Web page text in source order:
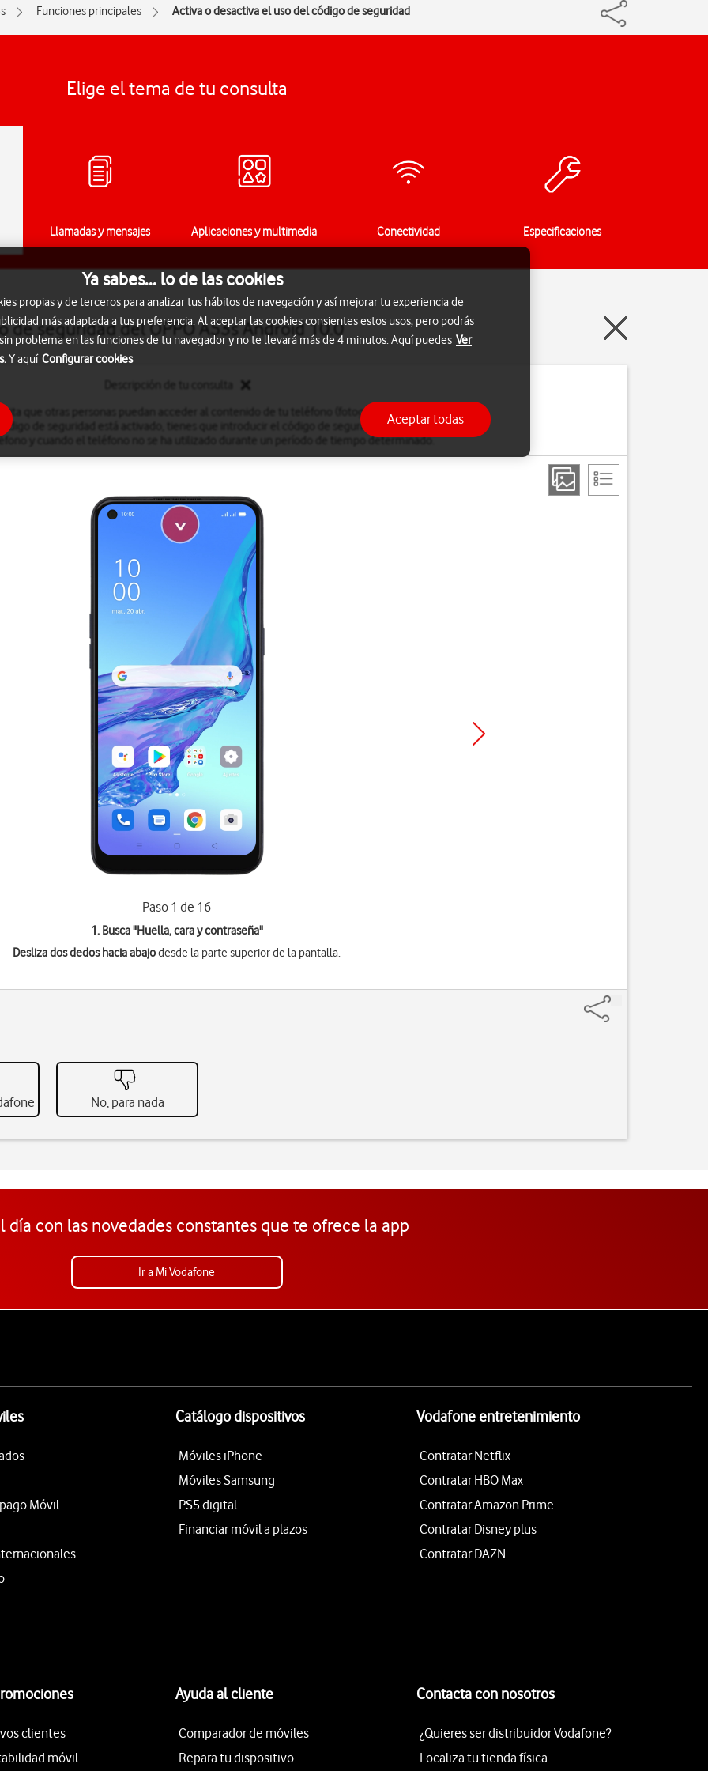
Funciones principales Activa o desactiva el uso del código de seguridad
Elige el tema de tu consulta
Llamadas y mensajes Aplicaciones y multimedia Conectividad Especificaciones
seguridad del OPPO A53s Android 10.0
que otras personas puedan acceder al contenido de tu teléfono (fotografías, mensajes, etc.).
de seguridad está activado, tienes que introducir el código de seguridad cada vez que
y cuando el teléfono no se ha utilizado durante un período de tiempo determinado.
Paso 1 de 16
1. Busca "Huella, cara y contraseña"
Desliza dos dedos hacia abajodesde la parte superior de la pantalla.
No, para nada
día con las novedades constantes que te ofrece la app
Ir a Mi Vodafone
Móvil
Catálogo dispositivos
Móviles iPhone
Móviles Samsung
PS5 digital
Financiar móvil a plazos
Vodafone entretenimiento
Contratar Netflix
Contratar HBO Max
Contratar Amazon Prime
Contratar Disney plus
Contratar DAZN
clientes
móvil
Ayuda al cliente
Comparador de móviles
Repara tu dispositivo
Contacta con nosotros
¿Quieres ser distribuidor Vodafone?
Localiza tu tienda física
Ya sabes... lo de las cookies
propias y de terceros para analizar tus hábitos de navegación y así mejorar tu experiencia de
más adaptada a tus preferencia. Al aceptar las cookies consientes estos usos, pero podrás
problema en las funciones de tu navegador y no te llevará más de 4 minutos. Aquí puedes Ver
Y aquí Configurar cookies
Aceptar todas